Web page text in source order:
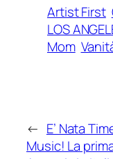
Artist First
LOS
Mom
← E’ Nata
Music! La